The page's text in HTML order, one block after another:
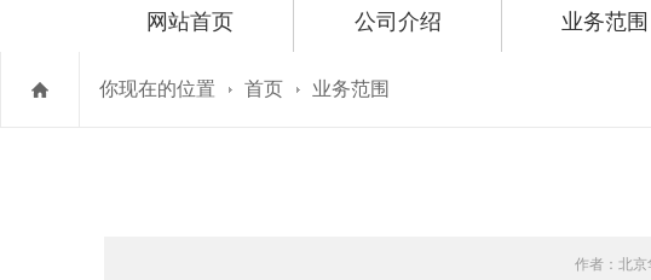
网站首页 公司介绍 业务范围
你现在的位置 首页 业务范围
作者：北京